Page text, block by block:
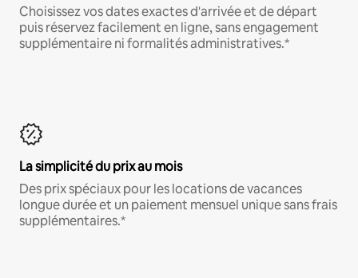
Choisissez vos dates exactes d'arrivée et de départ
puis réservez facilement en ligne, sans engagement
supplémentaire ni formalités administratives.*
La simplicité du prix au mois
Des prix spéciaux pour les locations de vacances
longue durée et un paiement mensuel unique sans frais
supplémentaires.*